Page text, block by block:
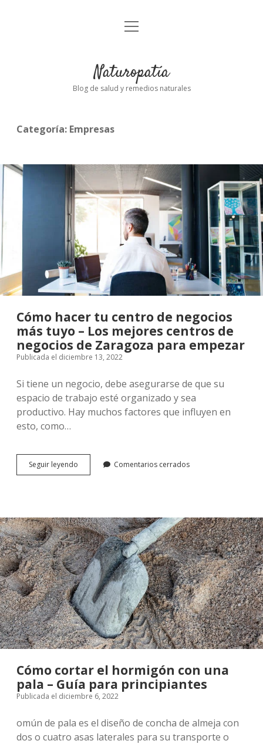
Inicio
abrir
Naturopatía
Blog de salud y remedios naturales
Categoría: Empresas
Cómo hacer tu centro de negocios
más tuyo – Los mejores centros de
negocios de Zaragoza para empezar
Publicada el diciembre 13, 2022
Si tiene un negocio, debe asegurarse de que su
espacio de trabajo esté organizado y sea
productivo. Hay muchos factores que influyen en
esto, como…
Seguir leyendo <strong>Cómo
hacer
negocios
más
tuyo
–
Los
mejores
centros
de
negocios
de
Zaragoza
para
empezar</strong>
Comentarios cerrados
Cómo cortar el hormigón con una
pala – Guía para principiantes
Publicada el diciembre 6, 2022
omún de pala es el diseño de concha de almeja con
dos o cuatro asas laterales para su transporte o